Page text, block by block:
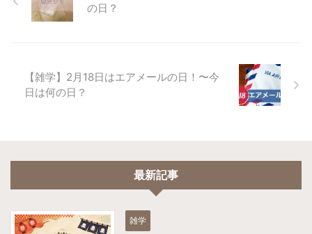
の日？
【雑学】2月18日はエアメールの日！〜今
日は何の日？
最新記事
雑学